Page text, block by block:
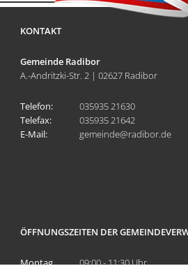
KONTAKT
Gemeinde Radibor
A.-Andritzki-Str. 2 | 02627 Radibor
Telefon:
035935 21630
Telefax:
035935 21642
E-Mail:
gemeinde@radibor.de
ÖFFNUNGSZEITEN DER
Montag
09:00 - 11:30 Uhr